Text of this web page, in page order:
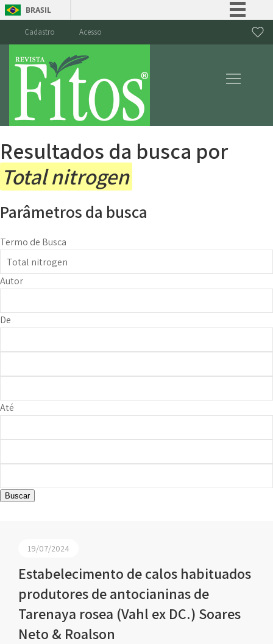
BRASIL
Canais
Cadastro Acesso
Resultados da busca por
Total nitrogen
Parâmetros da busca
Termo de Busca
Autor
De
Até
Buscar
19/07/2024
Estabelecimento de calos habituados
produtores de antocianinas de
Tarenaya rosea (Vahl ex DC.) Soares
Neto & Roalson